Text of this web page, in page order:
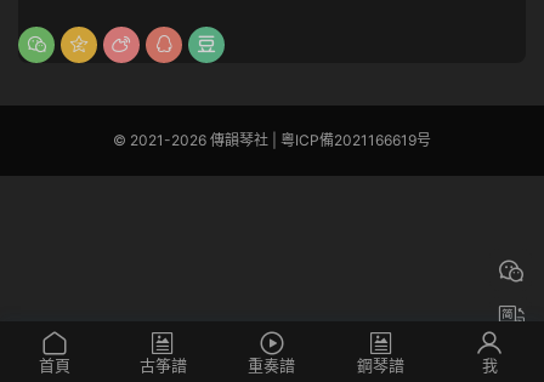
© 2021-2026 傳韻琴社 | 粵ICP備2021166619号
首頁 古筝譜 重奏譜 鋼琴譜 我